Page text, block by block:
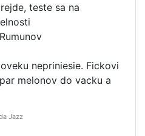
teste sa na
nepriniesie. Fickovi
melonov do vacku a
Jazz